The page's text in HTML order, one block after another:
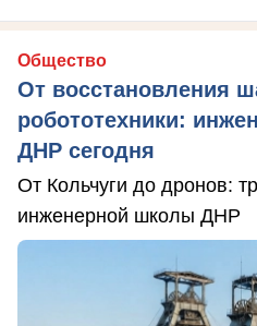
Общество
От восстановления
робототехники:
ДНР сегодня
От Кольчуги до дронов:
инженерной школы ДНР